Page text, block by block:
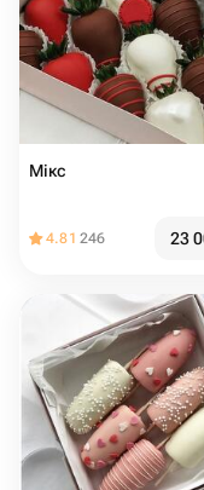
Мікс
4.81 246 23